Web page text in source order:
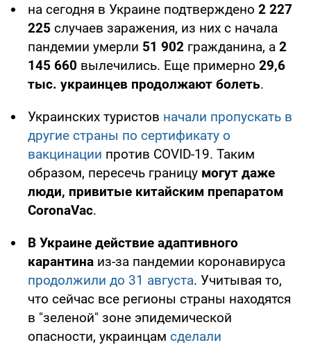
на сегодня в Украине подтверждено 2 227
225 случаев заражения, из них с начала
пандемии умерли 51 902 гражданина, а 2
145 660 вылечились. Еще примерно 29,6
тыс. украинцев продолжают болеть.
Украинских туристов начали пропускать в
другие страны по сертификату о
вакцинации против COVID-19. Таким
образом, пересечь границу могут даже
люди, привитые китайским препаратом
CoronaVac.
В Украине действие адаптивного
карантина из-за пандемии коронавируса
продолжили до 31 августа. Учитывая то,
что сейчас все регионы страны находятся
в "зеленой" зоне эпидемической
опасности, украинцам сделали